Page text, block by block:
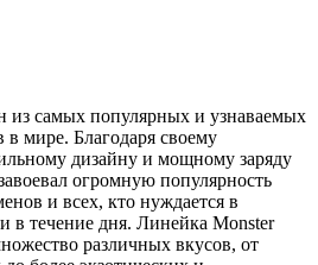
из самых популярных и узнаваемых
в мире. Благодаря своему
дизайну и мощному заряду
огромную популярность
и всех, кто нуждается в
в течение дня. Линейка Monster
различных вкусов, от